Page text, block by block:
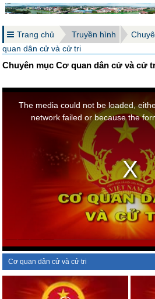
Trang chủ Truyền hình
quan dân cử và cử tri
Chuyên mục Cơ quan dân cử và cử
Cơ quan dân cử và cử tri